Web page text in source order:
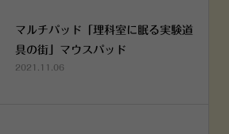
マルチパッド「理科室に眠る実験道
具の街」マウスパッド
2021.11.06